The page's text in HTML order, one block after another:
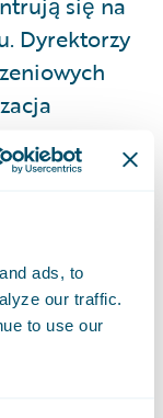
ads, to
our traffic.
to use our
Dyrektorzy
wymogów
Haner,
tytułem
z rzędu